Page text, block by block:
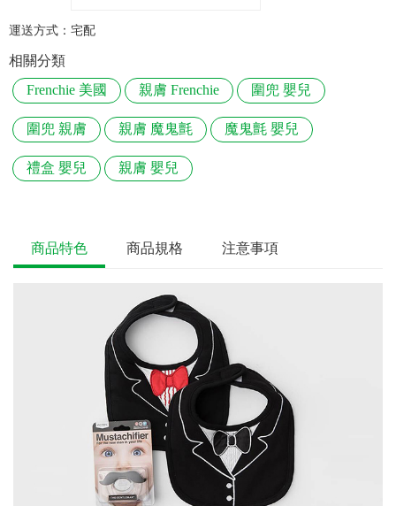
運送方式： 宅配
相關分類
Frenchie 美國
親膚 Frenchie 圍兜 嬰兒
圍兜 親膚 親膚 魔鬼氈 魔鬼氈 嬰兒
禮盒 嬰兒 親膚 嬰兒
商品特色 商品規格 注意事項